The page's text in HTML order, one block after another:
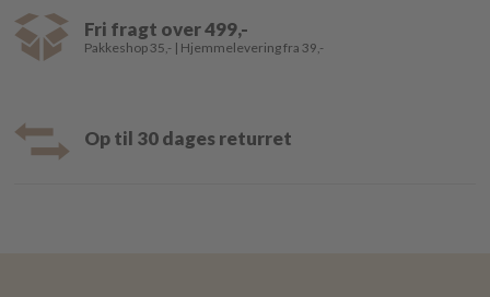
Fri fragt over 499,-
Pakkeshop 35,- | Hjemmelevering fra 39,-
Op til 30 dages returret